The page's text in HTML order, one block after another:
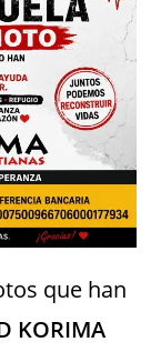
que han
KORIMA